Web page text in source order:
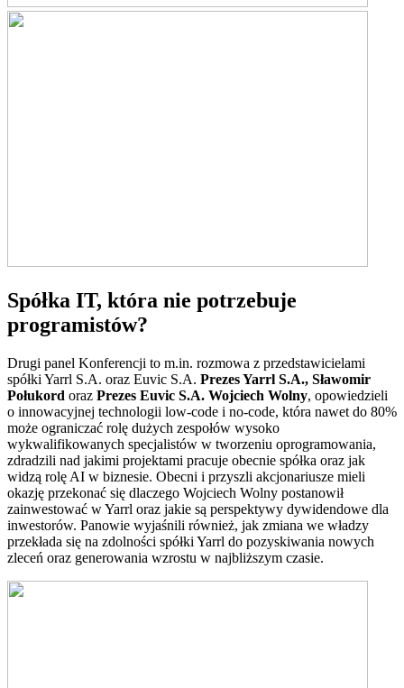
Spółka IT, która nie potrzebuje
programistów?
Drugi panel Konferencji to m.in. rozmowa z przedstawicielami
spółki Yarrl S.A. oraz Euvic S.A. Prezes Yarrl S.A., Sławomir
Połukord oraz Prezes Euvic S.A. Wojciech Wolny, opowiedzieli
o innowacyjnej technologii low-code i no-code, która nawet do 80%
może ograniczać rolę dużych zespołów wysoko
wykwalifikowanych specjalistów w tworzeniu oprogramowania,
zdradzili nad jakimi projektami pracuje obecnie spółka oraz jak
widzą rolę AI w biznesie. Obecni i przyszli akcjonariusze mieli
okazję przekonać się dlaczego Wojciech Wolny postanowił
zainwestować w Yarrl oraz jakie są perspektywy dywidendowe dla
inwestorów. Panowie wyjaśnili również, jak zmiana we władzy
przekłada się na zdolności spółki Yarrl do pozyskiwania nowych
zleceń oraz generowania wzrostu w najbliższym czasie.